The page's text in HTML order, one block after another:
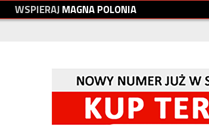
WSPIERAJMAGNAPOLONIA